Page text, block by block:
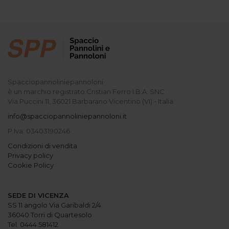
Spacciopannoliniepannoloni
è un marchio registrato Cristian Ferro I.B.A. SNC
Via Puccini 11, 36021 Barbarano Vicentino (VI) - Italia
info@spacciopannoliniepannoloni.it
P.Iva: 03403190246
Condizioni di vendita
Privacy policy
Cookie Policy
SEDE DI VICENZA
SS 11 angolo Via Garibaldi 2/4
36040 Torri di Quartesolo
Tel. 0444.581412